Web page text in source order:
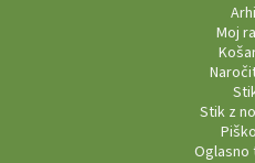
Moj
Stik z
Oglasno